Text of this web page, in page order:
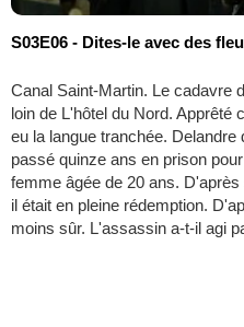
S03E06 - Dites-le avec des
Canal Saint-Martin. Le cadavre
loin de L'hôtel du Nord. Apprêté
eu la langue tranchée.
passé quinze ans en prison
femme âgée de 20 ans.
il était en pleine rédemption.
moins sûr. L'assassin a-t-il agi